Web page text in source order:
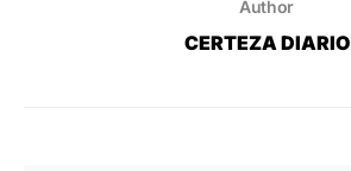
Author
CERTEZA DIARIO